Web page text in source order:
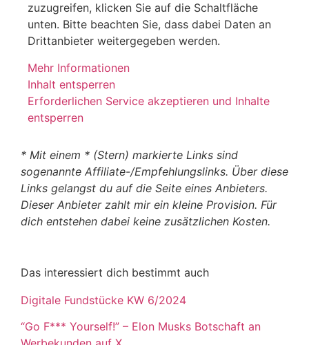
zuzugreifen, klicken Sie auf die Schaltfläche
unten. Bitte beachten Sie, dass dabei Daten an
Drittanbieter weitergegeben werden.
Mehr Informationen
Inhalt entsperren
Erforderlichen Service akzeptieren und Inhalte
entsperren
* Mit einem * (Stern) markierte Links sind
sogenannte Affiliate-/Empfehlungslinks. Über diese
Links gelangst du auf die Seite eines Anbieters.
Dieser Anbieter zahlt mir ein kleine Provision. Für
dich entstehen dabei keine zusätzlichen Kosten.
Das interessiert dich bestimmt auch
Digitale Fundstücke KW 6/2024
“Go F*** Yourself!” – Elon Musks Botschaft an